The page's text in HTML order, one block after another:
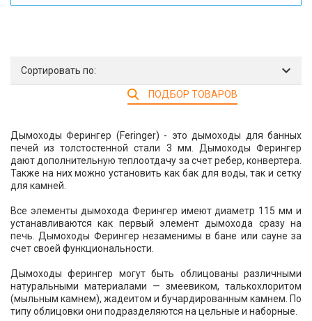
Сортировать по:
ПОДБОР ТОВАРОВ
Дымоходы Ферингер (Feringer) - это дымоходы для банных
печей из толстостенной стали 3 мм. Дымоходы Ферингер
дают дополнительную теплоотдачу за счет ребер, конвертера.
Также на них можно установить как бак для воды, так и сетку
для камней.
Все элементы дымохода Ферингер имеют диаметр 115 мм и
устанавливаются как первый элемент дымохода сразу на
печь. Дымоходы Ферингер незаменимы в бане или сауне за
счет своей функциональности.
Дымоходы ферингер могут быть облицованы различными
натуральными материалами — змеевиком, талькохлоритом
(мыльным камнем), жадеитом и бучардированным камнем. По
типу облицовки они подразделяются на цельные и наборные.